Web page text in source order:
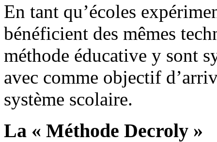
En tant qu’écoles
bénéficient des mêmes
méthode éducative y sont
avec comme objectif
système scolaire.
La « Méthode Decroly »